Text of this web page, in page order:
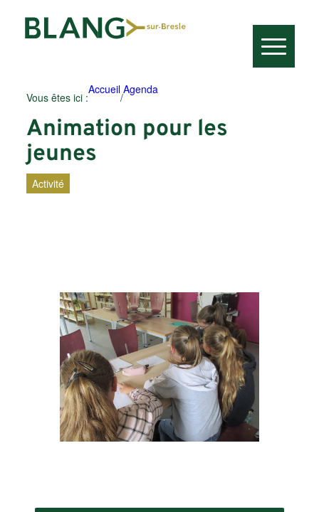
Vous êtes ici :
Accueil
/
Agenda
Animation pour les
jeunes
Activité